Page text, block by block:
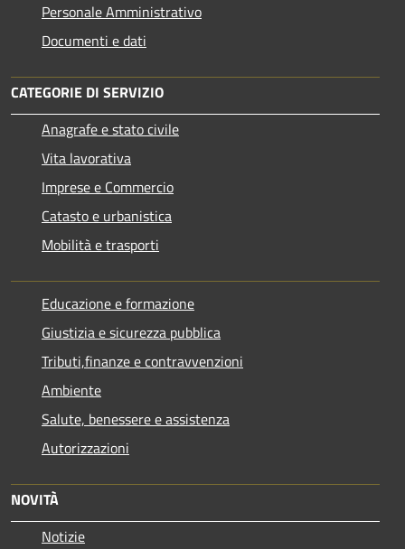
Personale Amministrativo
Documenti e dati
CATEGORIE DI SERVIZIO
Anagrafe e stato civile
Vita lavorativa
Imprese e Commercio
Catasto e urbanistica
Mobilità e trasporti
Educazione e formazione
Giustizia e sicurezza pubblica
Tributi,finanze e contravvenzioni
Ambiente
Salute, benessere e assistenza
Autorizzazioni
NOVITÀ
Notizie